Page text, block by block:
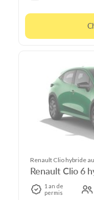
Renault Clio hybride
Renault Clio 6
1 an de
permis